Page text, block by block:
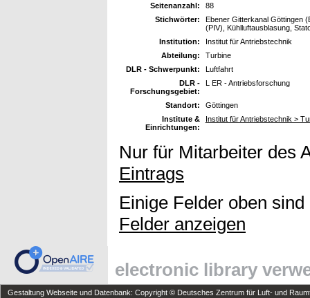
Seitenanzahl:
88
Stichwörter:
Ebener Gitterkanal Göttingen
(PIV), Kühlluftausblasung,
Institution:
Institut für Antriebstechnik
Abteilung:
Turbine
DLR - Schwerpunkt:
Luftfahrt
DLR -
Forschungsgebiet:
L ER - Antriebsforschung
Standort:
Göttingen
Institute &
Einrichtungen:
Institut für Antriebstechnik >
Nur für Mitarbeiter des
Eintrags
Einige Felder oben
Felder anzeigen
electronic library
Gestaltung Webseite und Datenbank: Copyright © Deutsches Zentrum für Luft- und